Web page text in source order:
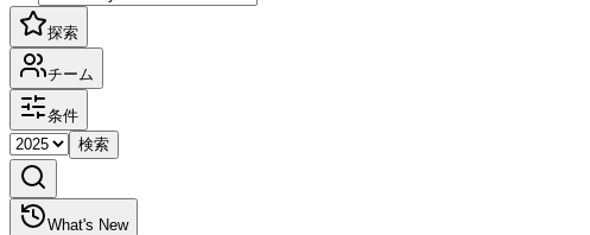
探索
チーム
条件
検索
What's New